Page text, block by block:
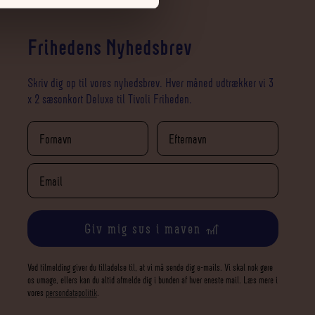
Frihedens Nyhedsbrev
Skriv dig op til vores nyhedsbrev. Hver måned udtrækker vi 3
x 2 sæsonkort Deluxe til Tivoli Friheden.
Giv mig sus i maven 🎢
Ved tilmelding giver du tilladelse til, at vi må sende dig e-mails. Vi skal nok gøre
os umage, ellers kan du altid afmelde dig i bunden af hver eneste mail. Læs mere i
vores persondatapolitik.